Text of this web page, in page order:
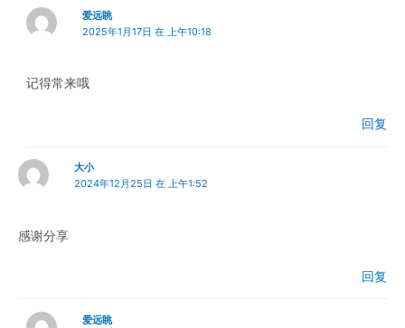
爱远眺
2025年1月17日 在 上午10:18
记得常来哦
回复
大小
2024年12月25日 在 上午1:52
感谢分享
回复
爱远眺